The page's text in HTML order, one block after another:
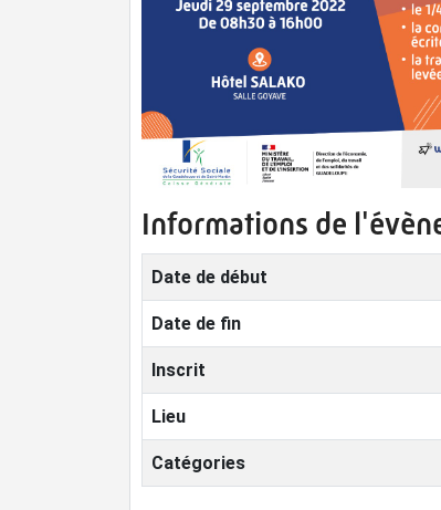
Informations de
Date de début
Date de fin
Inscrit
Lieu
Catégories